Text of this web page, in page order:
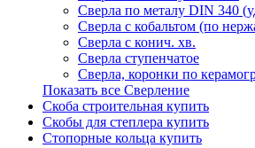
Сверла по металу DIN 340
Сверла с кобальтом (по
Сверла с конич. хв.
Сверла ступенчатое
Сверла, коронки по
Показать все Сверление
Скоба строительная купить
Скобы для степлера купить
Стопорные кольца купить